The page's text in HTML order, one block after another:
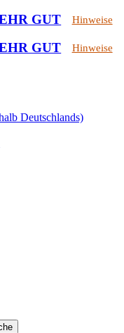
GUT Hinweise
GUT Hinweise
Deutschlands)